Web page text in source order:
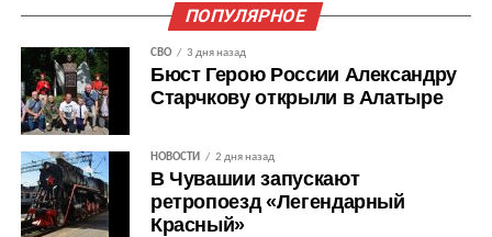
ПОПУЛЯРНОЕ
СВО 3 дня назад
Бюст Герою России Александру
Старчкову открыли в Алатыре
НОВОСТИ 2 дня назад
В Чувашии запускают
ретропоезд «Легендарный
Красный»